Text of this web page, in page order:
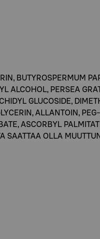
BUTYROSPERMUM
ALCOHOL, PERSEA
GLUCOSIDE,
ALLANTOIN,
ASCORBYL
SAATTAA OLLA